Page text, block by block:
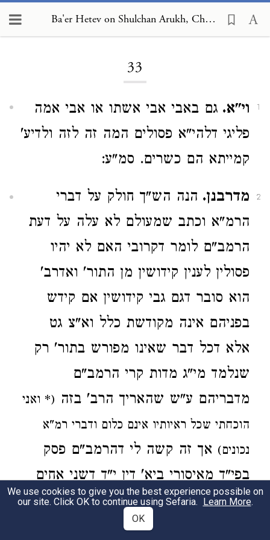
Ba'er Hetev on Shulchan Arukh, Choshen Mishpat 33
33
1 וי"א. גם באבי אבי אשתו או אבי אמה
פליגי דלהי"א פסולים המה זה לזה ולדיע'
קמייתא הם כשרים. סמ"ע:
2 מדרבנן. הנה הש"ך חולק על דברי
הרמ"א וכתב שמעולם לא עלה על דעת
הרמב"ם לומר דקרובי האם לא יהיו
פסולין לענין קידושין מן התור' ואדרב'
הוא סובר דגם גבי קידושין אם קידש
בפניהם אינה מקודשת כלל וא"צ גט
אלא דכל דבר שאינו מפורש בתור' רק
שנלמד מי"ג מדות קרי הרמב"ם
מדבריהם ע"ש שהאריך הרב' בזה (* ואני
הוכחתי שכל ראיותיו אינם כלום ודברי רמ"א
נכונים) אך זה קשה לי דהרמב"ם פסק
בפי"ד מאיסורי ביא' דין י"ד דשני אחים
תאומים שהי' הורתן שלא בקדוש' ולידתן
בקדושה חייבין משום אשת אח והא גבי
We use cookies to give you the best experience possible on
our site. Click OK to continue using Sefaria. Learn More.
OK